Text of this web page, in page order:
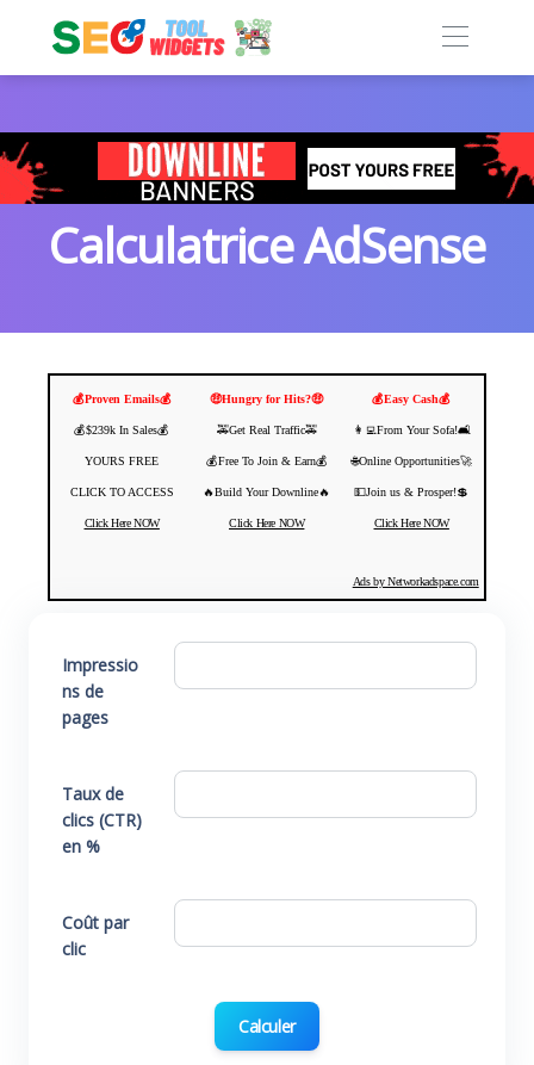
Calculatrice AdSense
💰Proven Emails💰
💰$239k In Sales💰
YOURS FREE
CLICK TO ACCESS
Click Here NOW
🤑Hungry for Hits?🤑
🚕Get Real Traffic🚕
💰Free To Join & Earn💰
🔥Build Your Downline🔥
Click Here NOW
💰Easy Cash💰
👩‍💻From Your Sofa!🛋️
🌐Online Opportunities🚀
💵Join us & Prosper!💲
Click Here NOW
Ads by Networkadspace.com
Impressio
ns de
pages
Taux de
clics (CTR)
en %
Coût par
clic
Calculer